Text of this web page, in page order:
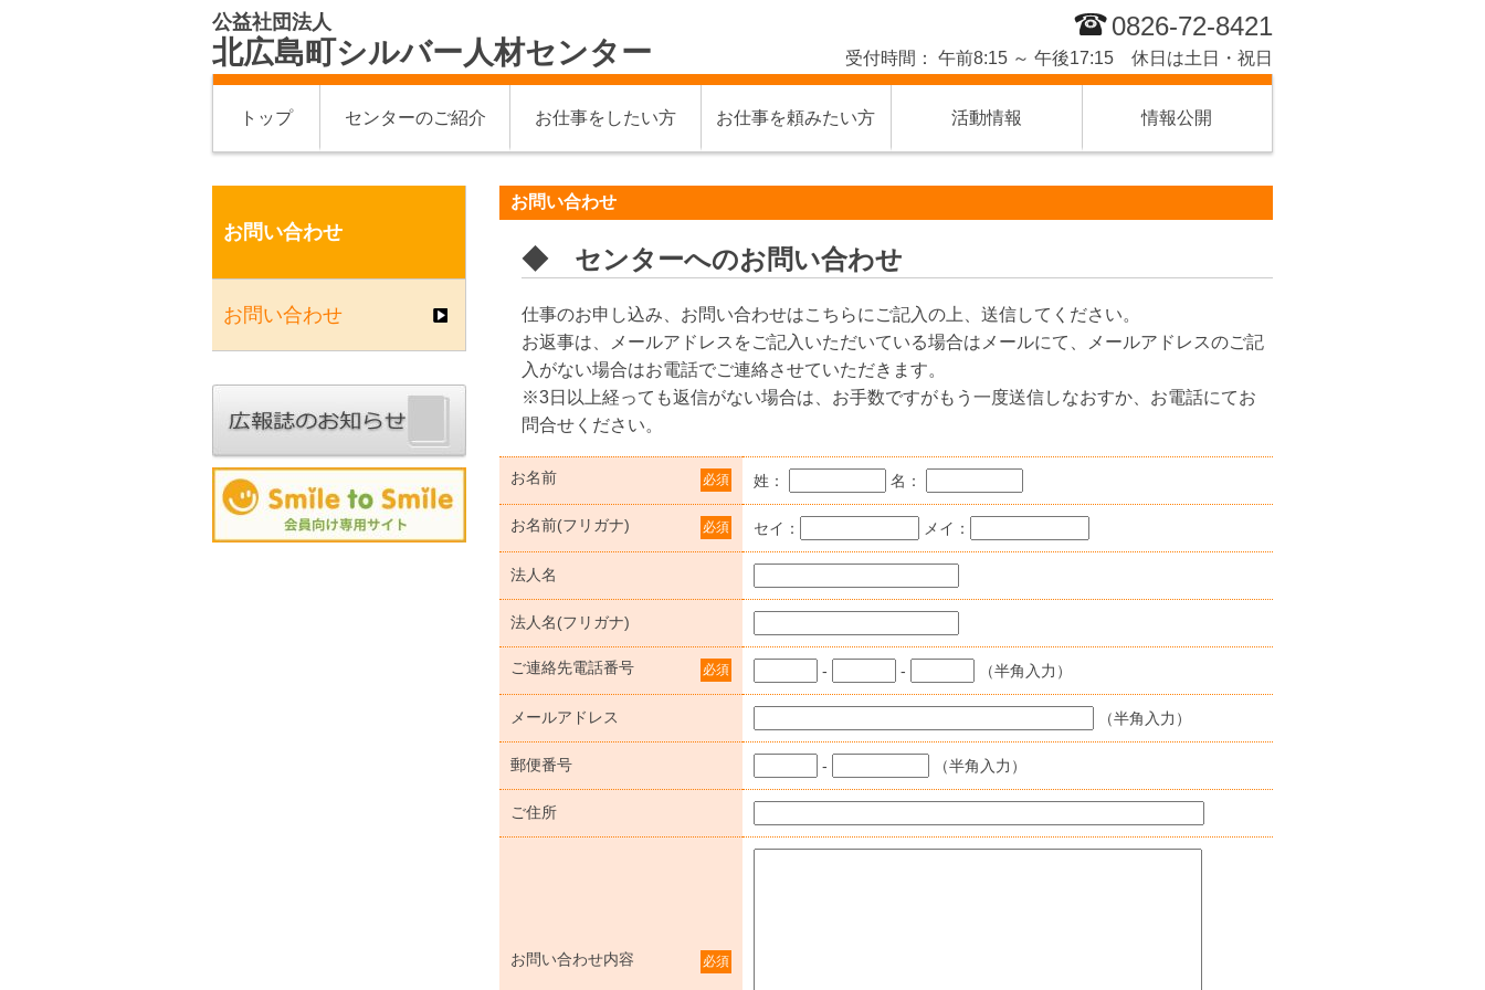
公益社団法人
北広島町シルバー人材センター
0826-72-8421
受付時間： 午前8:15 ～ 午後17:15 休日は土日・祝日
トップ センターのご紹介 お仕事をしたい方 お仕事を頼みたい方 活動情報 情報公開
お問い合わせ
◆ センターへのお問い合わせ
仕事のお申し込み、お問い合わせはこちらにご記入の上、送信してください。
お返事は、メールアドレスをご記入いただいている場合はメールにて、メールアドレスのご記
入がない場合はお電話でご連絡させていただきます。
※3日以上経っても返信がない場合は、お手数ですがもう一度送信しなおすか、お電話にてお
問合せください。
お名前 必須 姓： 名：
お名前(フリガナ) 必須 セイ： メイ：
法人名
法人名(フリガナ)
ご連絡先電話番号 必須 - - （半角入力）
メールアドレス （半角入力）
郵便番号 - （半角入力）
ご住所
お問い合わせ内容 必須
お問い合わせ
お問い合わせ